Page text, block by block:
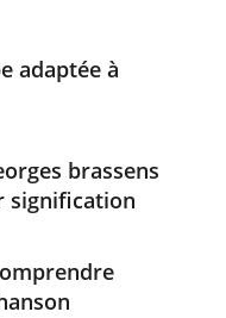
adaptée à
brassens
signification